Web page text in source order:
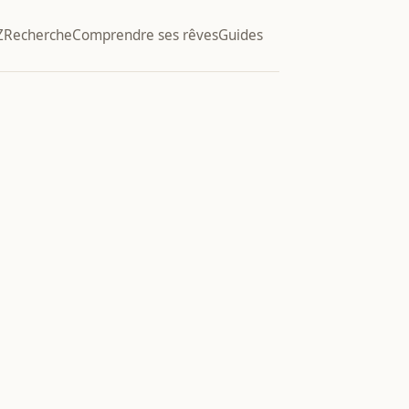
RechercheComprendre ses rêvesGuides